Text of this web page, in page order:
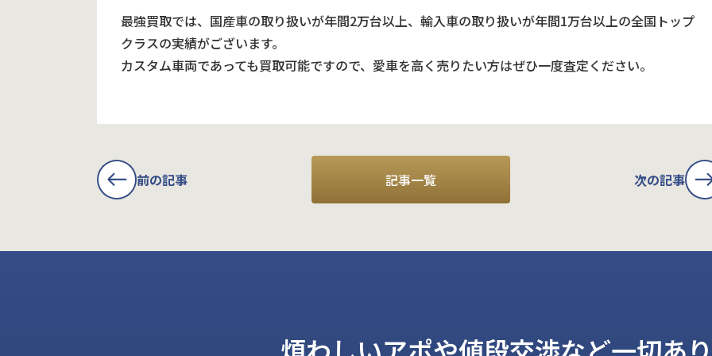
最強買取では、国産車の取り扱いが年間2万台以上、輸入車の取り扱いが年間1万台以上の全国トップ
クラスの実績がございます。
カスタム車両であっても買取可能ですので、愛車を高く売りたい方はぜひ一度査定ください。
前の記事 記事一覧 次の記事